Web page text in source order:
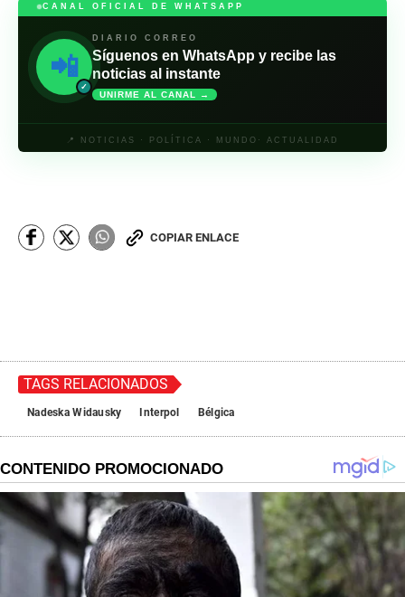
CANAL OFICIAL DE WHATSAPP
📲
✓
DIARIO CORREO
Síguenos en WhatsApp y recibe las
noticias al instante
UNIRME AL CANAL →
📍 NOTICIAS · POLÍTICA · MUNDO· ACTUALIDAD
COPIAR ENLACE
TAGS RELACIONADOS
Nadeska Widausky Interpol Bélgica